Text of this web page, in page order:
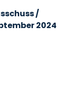
/
2024